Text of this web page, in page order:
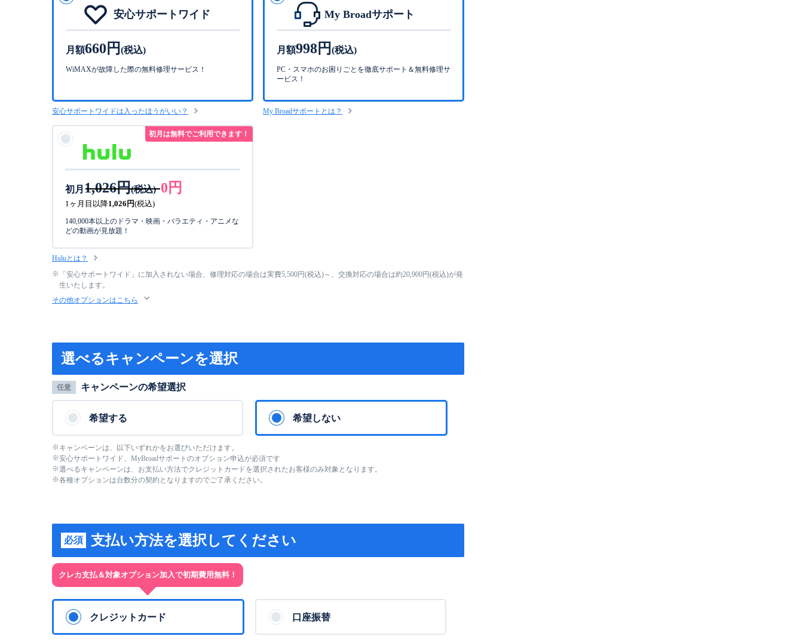
安心サポートワイド
月額660円 (税込)
WiMAXが故障した際の無料修理サービス！
安心サポートワイドは入ったほうがいい？
My Broadサポート
月額998円 (税込)
PC・スマホのお困りごとを徹底サポート＆無料修理サ
ービス！
My Broadサポートとは？
初月は無料でご利用できます！
初月 1,026円(税込) 0円
1ヶ月目以降1,026円(税込)
140,000本以上のドラマ・映画・バラエティ・アニメな
どの動画が見放題！
Huluとは？
「安心サポートワイド」に加入されない場合、修理対応の場合は実費5,500円(税込)～、交換対応の場合は約20,900円(税込)が発
生いたします。
その他オプションはこちら
選べるキャンペーンを選択
任意 キャンペーンの希望選択
希望する 希望しない
キャンペーンは、以下いずれかをお選びいただけます。
安心サポートワイド、MyBroadサポートのオプション申込が必須です
選べるキャンペーンは、お支払い方法でクレジットカードを選択されたお客様のみ対象となります。
各種オプションは台数分の契約となりますのでご了承ください。
必須 支払い方法を選択してください
クレカ支払＆対象オプション加入で初期費用無料！
クレジットカード 口座振替